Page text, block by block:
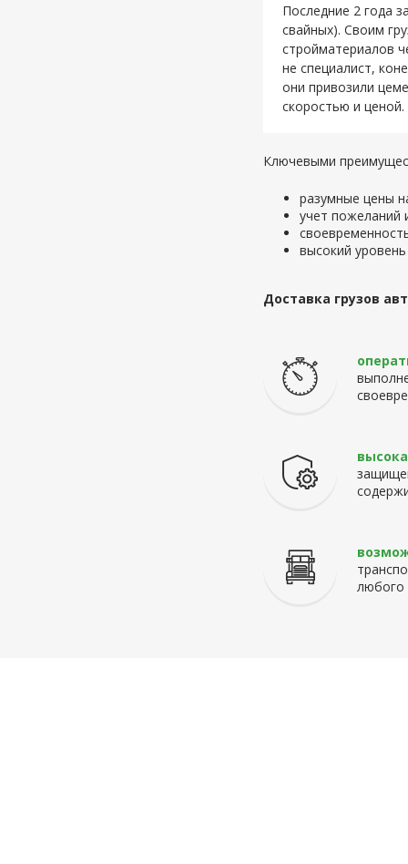
Последние 2 года
свайных). Своим
стройматериалов
не специалист,
они привозили
скоростью и ценой.
Ключевыми
разумные цены
учет пожеланий
высокий
Доставка грузов
любого